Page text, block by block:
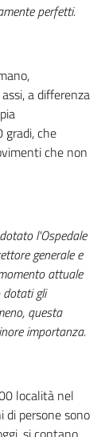
perfetti.
a differenza
gradi, che
che non
l'Ospedale
generale e
attuale
dotati gli
questa
importanza.
località nel
persone sono